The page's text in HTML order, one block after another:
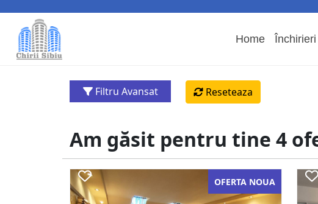
Home
Filtru Avansat Reseteaza
Am găsit pentru tine 4
OFERTA NOUA